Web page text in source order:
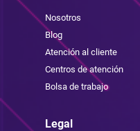
Nosotros
Blog
Atención al cliente
Centros de atención
Bolsa de trabajo
Legal